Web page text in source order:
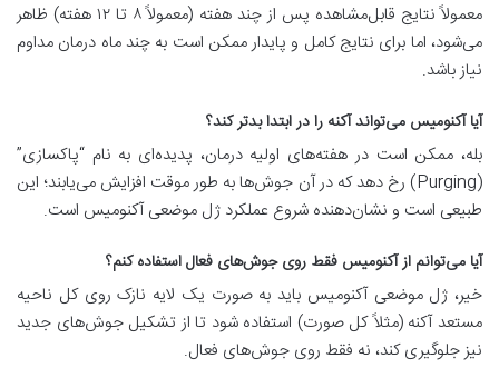
معمولاً نتایج قابل‌مشاهده پس از چند هفته (معمولاً ۸ تا ۱۲ هفته) ظاهر
می‌شود، اما برای نتایج کامل و پایدار ممکن است به چند ماه درمان مداوم
نیاز باشد.
آیا آکنومیس می‌تواند آکنه را در ابتدا بدتر کند؟
بله، ممکن است در هفته‌های اولیه درمان، پدیده‌ای به نام “پاکسازی”
(Purging) رخ دهد که در آن جوش‌ها به طور موقت افزایش می‌یابند؛ این
طبیعی است و نشان‌دهنده شروع عملکرد ژل موضعی آکنومیس است.
آیا می‌توانم از آکنومیس فقط روی جوش‌های فعال استفاده کنم؟
خیر، ژل موضعی آکنومیس باید به صورت یک لایه نازک روی کل ناحیه
مستعد آکنه (مثلاً کل صورت) استفاده شود تا از تشکیل جوش‌های جدید
نیز جلوگیری کند، نه فقط روی جوش‌های فعال.